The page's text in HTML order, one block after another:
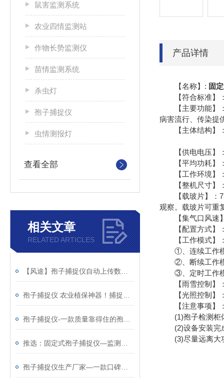
鼠害监测系统
农业四情监测站
作物长势监测仪
苗情监测系统
杀虫灯
孢子捕捉仪
虫情测报灯
查看全部
相关文章
RELATED ARTICLES
产品详情
【名称】: 固
【符合标准】：
【主要功能】
病害流行、传染提
【主体结构】：
【供电电压】：
【平均功耗】
【工作环境】：
【整机尺寸】：
【载玻片】：
观察。载玻片可重
【集气口风速
【配置方式】：
【工作模式】
①、连续工作模
②、断续工作模
③、定时工作模
【雨雪控制】：
【光照控制】：
【注意事项】
(1)孢子检测柜体
(2)设备安装完
(3)尽量远离大功